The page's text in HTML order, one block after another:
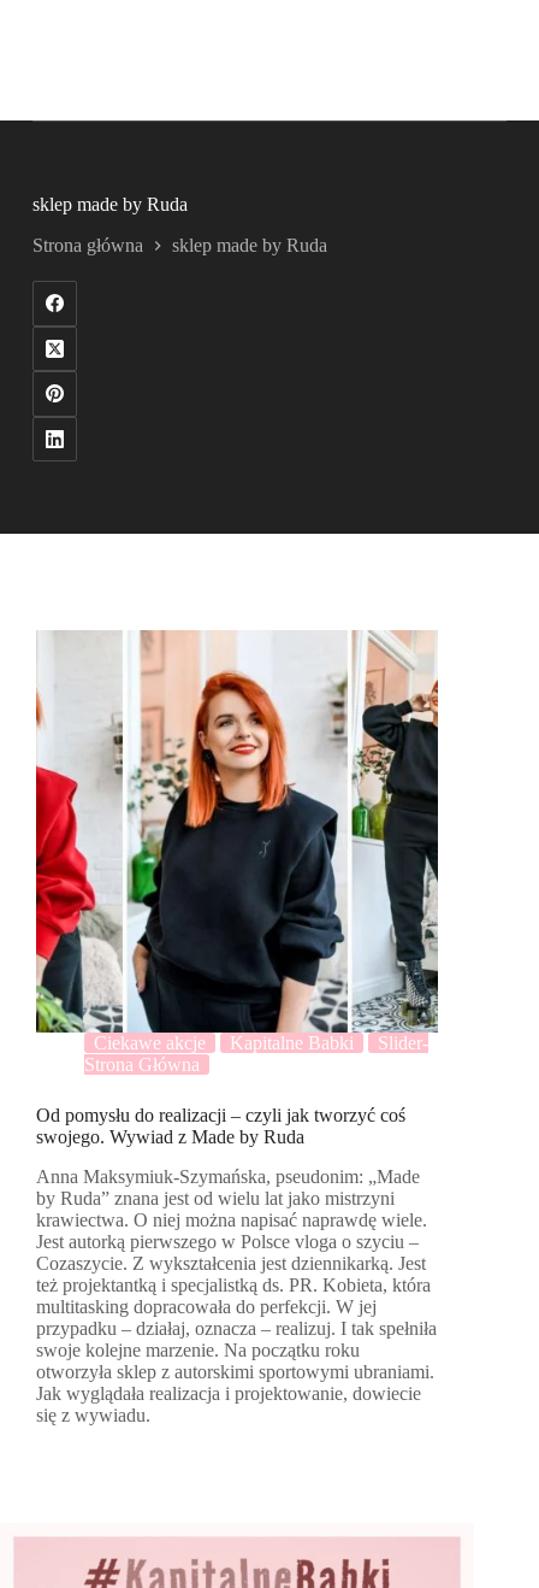
sklep made by Ruda
Strona główna sklep made by Ruda
Ciekawe akcje Kapitalne Babki
Slider-
Strona Główna
Od pomysłu do realizacji – czyli jak tworzyć coś
swojego. Wywiad z Made by Ruda
Anna Maksymiuk-Szymańska, pseudonim: „Made
by Ruda” znana jest od wielu lat jako mistrzyni
krawiectwa. O niej można napisać naprawdę wiele.
Jest autorką pierwszego w Polsce vloga o szyciu –
Cozaszycie. Z wykształcenia jest dziennikarką. Jest
też projektantką i specjalistką ds. PR. Kobieta, która
multitasking dopracowała do perfekcji. W jej
przypadku – działaj, oznacza – realizuj. I tak spełniła
swoje kolejne marzenie. Na początku roku
otworzyła sklep z autorskimi sportowymi ubraniami.
Jak wyglądała realizacja i projektowanie, dowiecie
się z wywiadu.